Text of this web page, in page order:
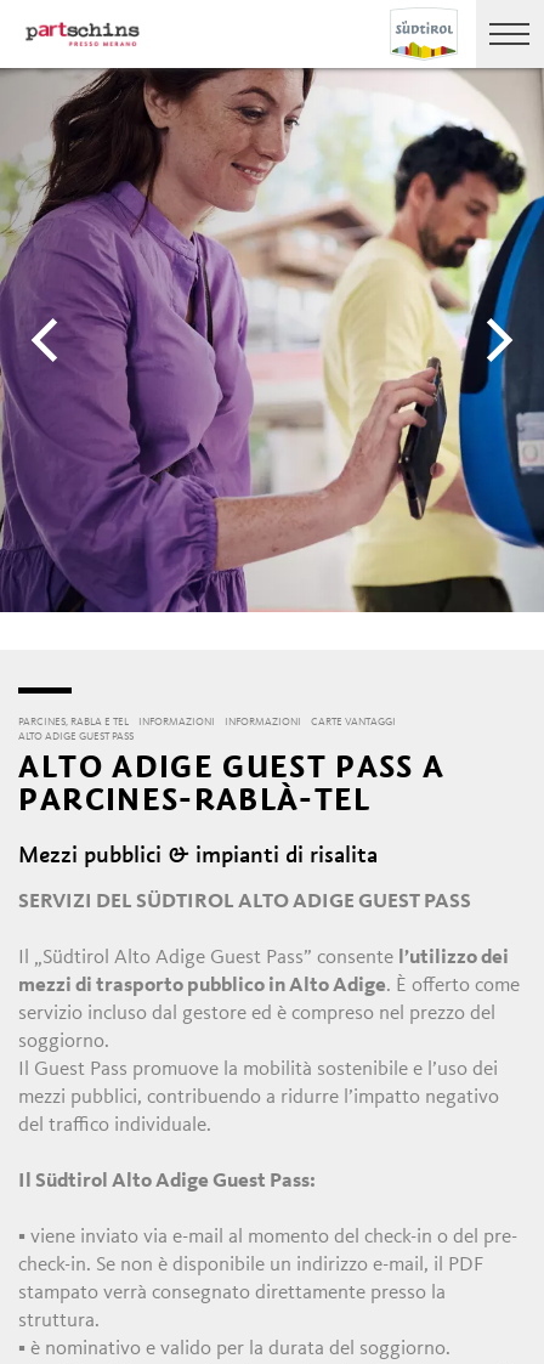
PARCINES, RABLA E TEL INFORMAZIONI INFORMAZIONI
CARTE VANTAGGI
ALTO ADIGE GUEST PASS
ALTO ADIGE GUEST PASS A
PARCINES-RABLÀ-TEL
Mezzi pubblici & impianti di risalita
SERVIZI DEL SÜDTIROL ALTO ADIGE GUEST PASS
Il „Südtirol Alto Adige Guest Pass” consente l’utilizzo dei
mezzi di trasporto pubblico in Alto Adige. È offerto come
servizio incluso dal gestore ed è compreso nel prezzo del
soggiorno.
Il Guest Pass promuove la mobilità sostenibile e l’uso dei
mezzi pubblici, contribuendo a ridurre l’impatto negativo
del traffico individuale.
Il Südtirol Alto Adige Guest Pass:
▪ viene inviato via e-mail al momento del check-in o del pre-
check-in. Se non è disponibile un indirizzo e-mail, il PDF
stampato verrà consegnato direttamente presso la
struttura.
▪ è nominativo e valido per la durata del soggiorno.